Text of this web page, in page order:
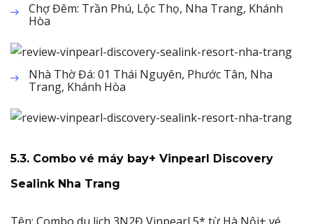
Chợ Đêm: Trần Phú, Lộc Thọ, Nha Trang, Khánh
Hòa
Nhà Thờ Đá: 01 Thái Nguyên, Phước Tân, Nha
Trang, Khánh Hòa
5.3. Combo vé máy bay+ Vinpearl Discovery
Sealink Nha Trang
Tên: Combo du lịch 3N2Đ Vinpearl 5* từ Hà Nội+ vé